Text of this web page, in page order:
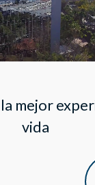
mejor
vida